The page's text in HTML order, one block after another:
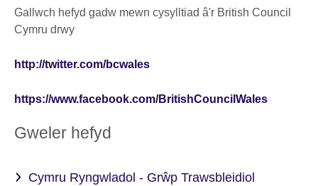
Gallwch hefyd gadw mewn cysylltiad â'r British Council
Cymru drwy
http://twitter.com/bcwales
https://www.facebook.com/BritishCouncilWales
Gweler hefyd
Cymru Ryngwladol - Grŵp Trawsbleidiol